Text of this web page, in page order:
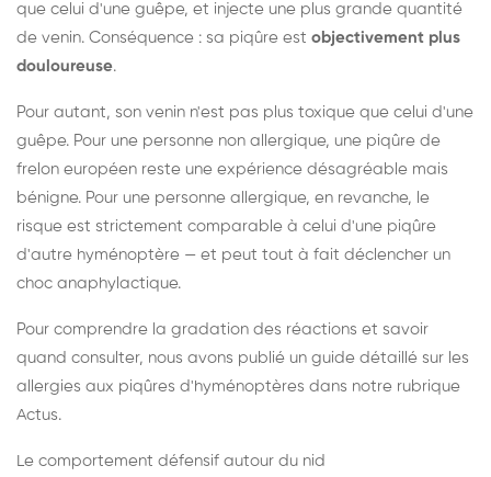
que celui d'une guêpe, et injecte une plus grande quantité
de venin. Conséquence : sa piqûre est objectivement plus
douloureuse.
Pour autant, son venin n'est pas plus toxique que celui d'une
guêpe. Pour une personne non allergique, une piqûre de
frelon européen reste une expérience désagréable mais
bénigne. Pour une personne allergique, en revanche, le
risque est strictement comparable à celui d'une piqûre
d'autre hyménoptère — et peut tout à fait déclencher un
choc anaphylactique.
Pour comprendre la gradation des réactions et savoir
quand consulter, nous avons publié un guide détaillé sur les
allergies aux piqûres d'hyménoptères dans notre rubrique
Actus.
Le comportement défensif autour du nid